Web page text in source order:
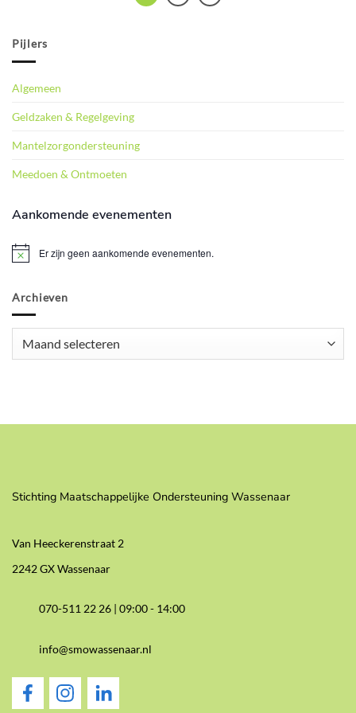
Pijlers
Algemeen
Geldzaken & Regelgeving
Mantelzorgondersteuning
Meedoen & Ontmoeten
Aankomende evenementen
BerichtEr zijn geen aankomende evenementen.
Archieven
Stichting Maatschappelijke Ondersteuning Wassenaar
Van Heeckerenstraat 2
2242 GX Wassenaar
070-511 22 26 |09:00 - 14:00
info@smowassenaar.nl